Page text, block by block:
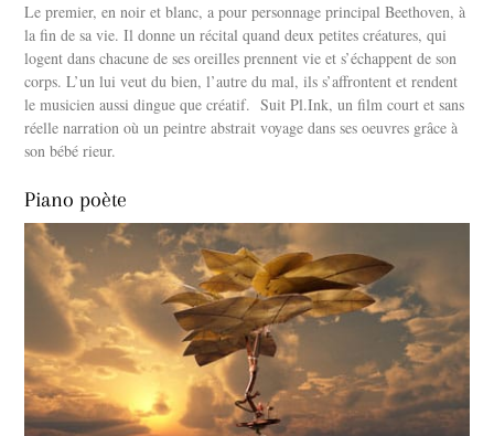
Le premier, en noir et blanc, a pour personnage principal Beethoven, à
la fin de sa vie. Il donne un récital quand deux petites créatures, qui
logent dans chacune de ses oreilles prennent vie et s’échappent de son
corps. L’un lui veut du bien, l’autre du mal, ils s’affrontent et rendent
le musicien aussi dingue que créatif. Suit Pl.Ink, un film court et sans
réelle narration où un peintre abstrait voyage dans ses oeuvres grâce à
son bébé rieur.
Piano poète